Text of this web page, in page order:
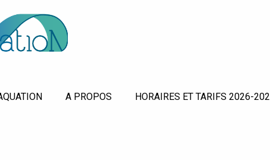
A PROPOS HORAIRES ET TARIFS 2026-